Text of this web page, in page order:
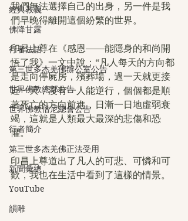
經典教義
佛降甘露
行者法語
第三世多杰羌佛辦公室公告
世界佛教總部公告
世界佛教僧尼總會公告
行者簡介
第三世多杰羌佛正法受用
新聞彙總
YouTube
韻雕
我們無法選擇自己的出身，另一件是我
們早晚得離開這個紛繁的世界。
印昌上尊在《感恩——能隱身的和尚開
悟了我》一文中說：“凡人每天的方向都
是走向停屍房，殯葬場，過一天就更接
近一天，沒有一人能逆行，個個都是順
著死亡的方向前進，日漸一日地虛弱衰
竭，這就是人類最大最深的悲傷和恐
懼。”
印昌上尊道出了凡人的可悲、可憐和可
歎，我也在生活中看到了這樣的情景。